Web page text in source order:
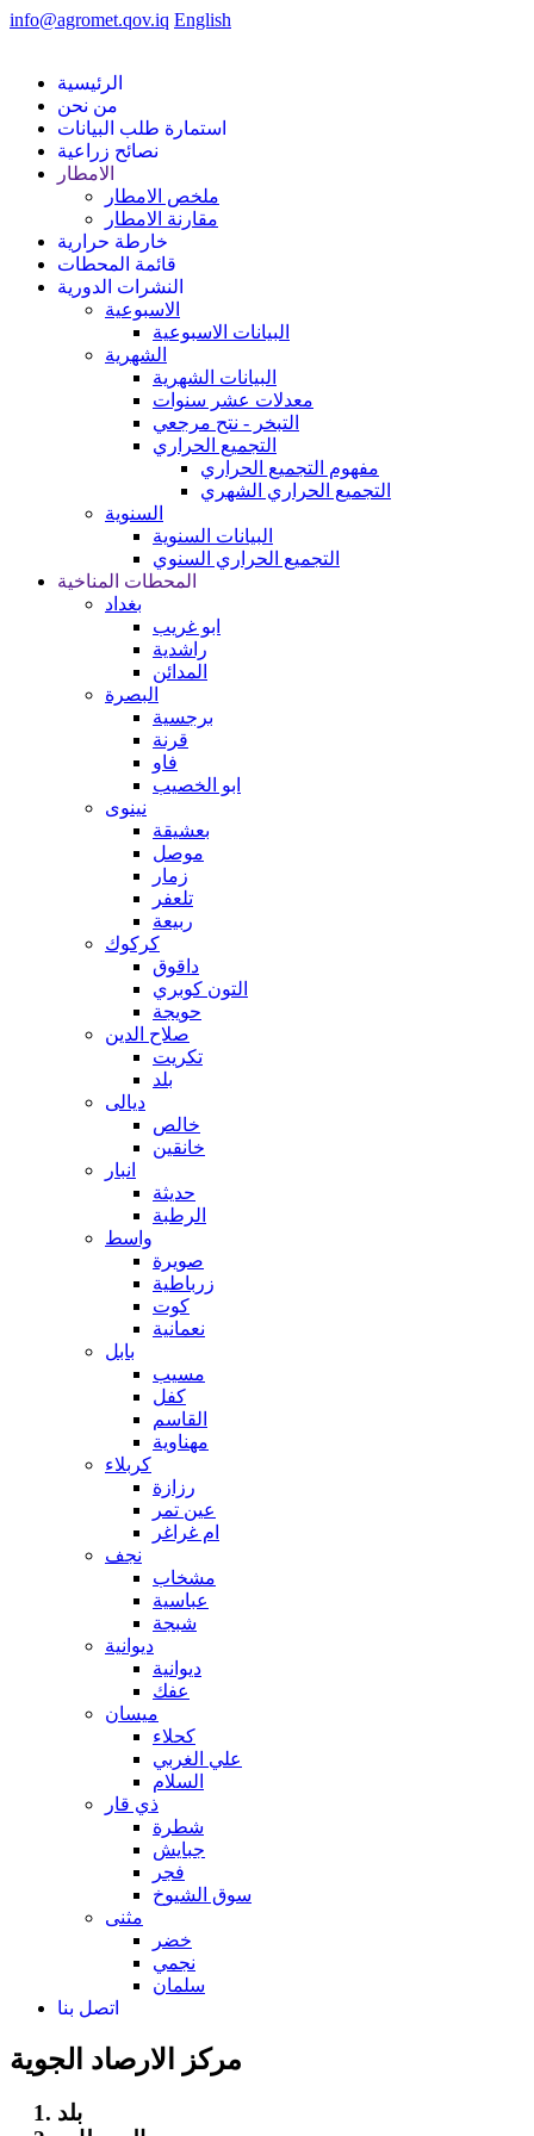
info@agromet.qov.iq English
الرئيسية
من نحن
استمارة طلب البيانات
نصائح زراعية
الامطار
ملخص الامطار
مقارنة الامطار
خارطة حرارية
قائمة المحطات
النشرات الدورية
الاسبوعية
البيانات الاسبوعية
الشهرية
البيانات الشهرية
معدلات عشر سنوات
التبخر - نتح مرجعي
التجميع الحراري
مفهوم التجميع الحراري
التجميع الحراري الشهري
السنوية
البيانات السنوية
التجميع الحراري السنوي
المحطات المناخية
بغداد
ابو غريب
راشدية
المدائن
البصرة
برجسية
قرنة
فاو
ابو الخصيب
نينوى
بعشيقة
موصل
زمار
تلعفر
ربيعة
كركوك
داقوق
التون كوبري
حويجة
صلاح الدين
تكريت
بلد
ديالى
خالص
خانقين
انبار
حديثة
الرطبة
واسط
صويرة
زرباطية
كوت
نعمانية
بابل
مسيب
كفل
القاسم
مهناوية
كربلاء
رزازة
عين تمر
ام غراغر
نجف
مشخاب
عباسية
شبجة
ديوانية
ديوانية
عفك
ميسان
كحلاء
علي الغربي
السلام
ذي قار
شطرة
جبايش
فجر
سوق الشيوخ
مثنى
خضر
نجمي
سلمان
اتصل بنا
مركز الارصاد الجوية
بلد